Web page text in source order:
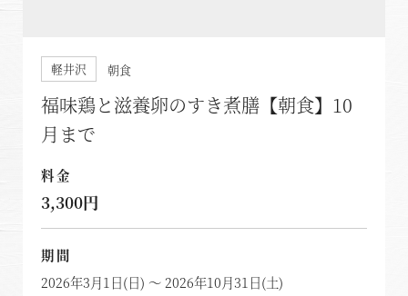
軽井沢 朝食
福味鶏と滋養卵のすき煮膳【朝食】10
月まで
料金
3,300円
期間
2026年3月1日(日) ～ 2026年10月31日(土)